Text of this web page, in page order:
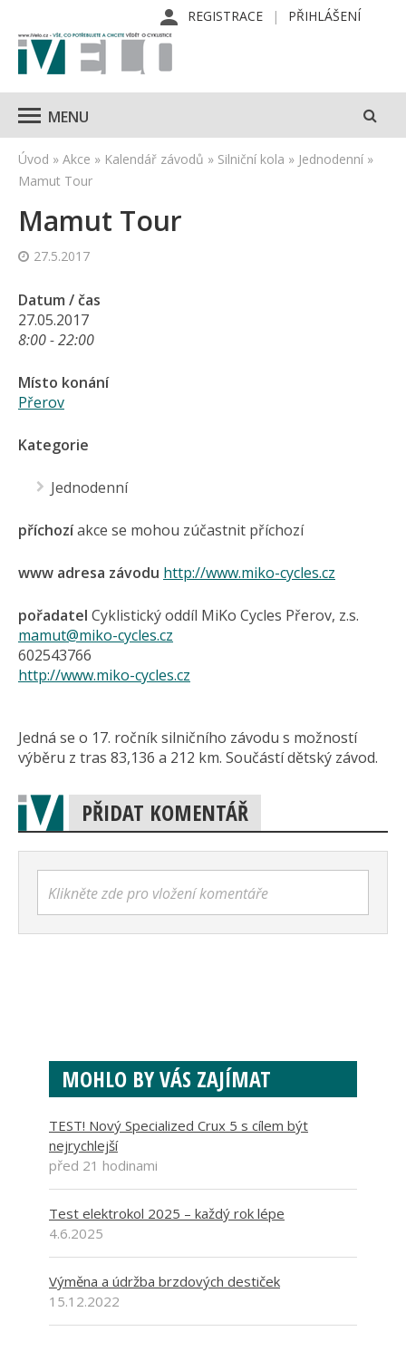
REGISTRACE PŘIHLÁŠENÍ
MENU
Úvod » Akce » Kalendář závodů » Silniční kola » Jednodenní »
Mamut Tour
Mamut Tour
27.5.2017
Datum / čas
27.05.2017
8:00 - 22:00
Místo konání
Přerov
Kategorie
Jednodenní
příchozíakce se mohou zúčastnit příchozí
www adresa závodu http://www.miko-cycles.cz
pořadatel Cyklistický oddíl MiKo Cycles Přerov, z.s.
mamut@miko-cycles.cz
602543766
http://www.miko-cycles.cz
Jedná se o 17. ročník silničního závodu s možností
výběru z tras 83,136 a 212 km. Součástí dětský závod.
PŘIDAT KOMENTÁŘ
Klikněte zde pro vložení komentáře
MOHLO BY VÁS ZAJÍMAT
TEST! Nový Specialized Crux 5 s cílem být
nejrychlejší
před 21 hodinami
Test elektrokol 2025 – každý rok lépe
4.6.2025
Výměna a údržba brzdových destiček
15.12.2022